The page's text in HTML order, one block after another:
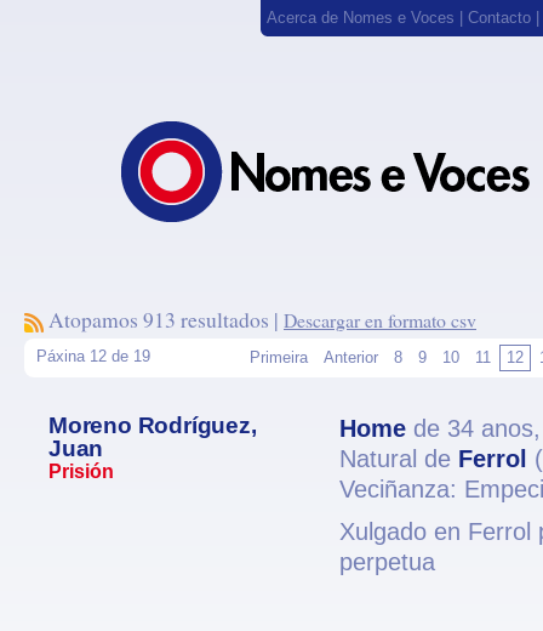
Acerca de Nomes e Voces Contacto
Atopamos 913 resultados | Descargar en formato csv
Páxina 12 de 19 Primeira Anterior 8 9 10 11 12
Moreno Rodríguez,
Juan
Prisión
Home de 34
Natural de Ferrol
Veciñanza:
Xulgado en Ferrol
perpetua